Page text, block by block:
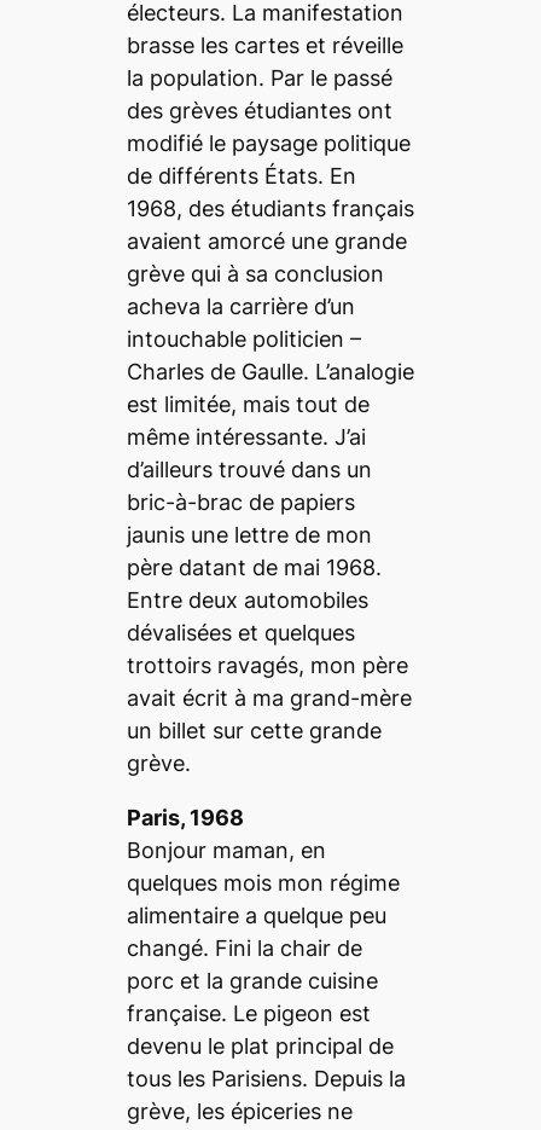
électeurs. La manifestation
brasse les cartes et réveille
la population. Par le passé
des grèves étudiantes ont
modifié le paysage politique
de différents États. En
1968, des étudiants français
avaient amorcé une grande
grève qui à sa conclusion
acheva la carrière d’un
intouchable politicien –
Charles de Gaulle. L’analogie
est limitée, mais tout de
même intéressante. J’ai
d’ailleurs trouvé dans un
bric-à-brac de papiers
jaunis une lettre de mon
père datant de mai 1968.
Entre deux automobiles
dévalisées et quelques
trottoirs ravagés, mon père
avait écrit à ma grand-mère
un billet sur cette grande
grève.
Paris, 1968
Bonjour maman, en
quelques mois mon régime
alimentaire a quelque peu
changé. Fini la chair de
porc et la grande cuisine
française. Le pigeon est
devenu le plat principal de
tous les Parisiens. Depuis la
grève, les épiceries ne